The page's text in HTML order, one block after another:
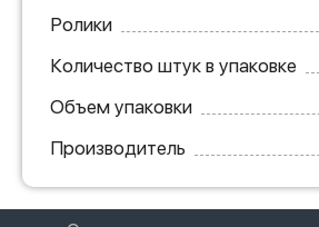
Ролики
Количество штук в упаковке
Объем упаковки
Производитель